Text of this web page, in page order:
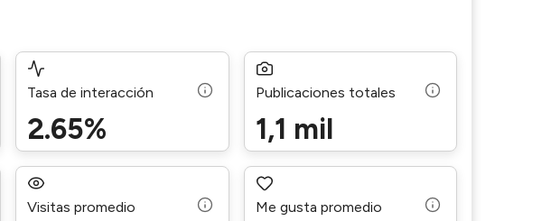
Tasa de interacción
2.65%
Publicaciones totales
1,1 mil
Visitas promedio Me gusta promedio